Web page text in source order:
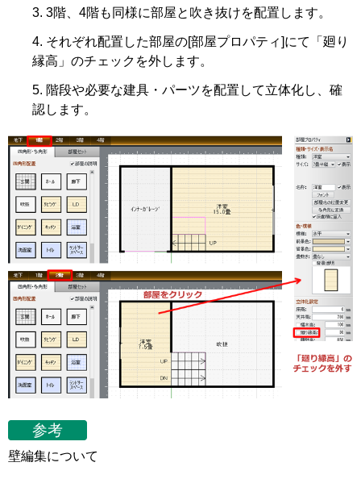
3階、4階も同様に部屋と吹き抜けを配置します。
それぞれ配置した部屋の[部屋プロパティ]にて「廻り
縁高」のチェックを外します。
階段や必要な建具・パーツを配置して立体化し、確
認します。
参考
壁編集について